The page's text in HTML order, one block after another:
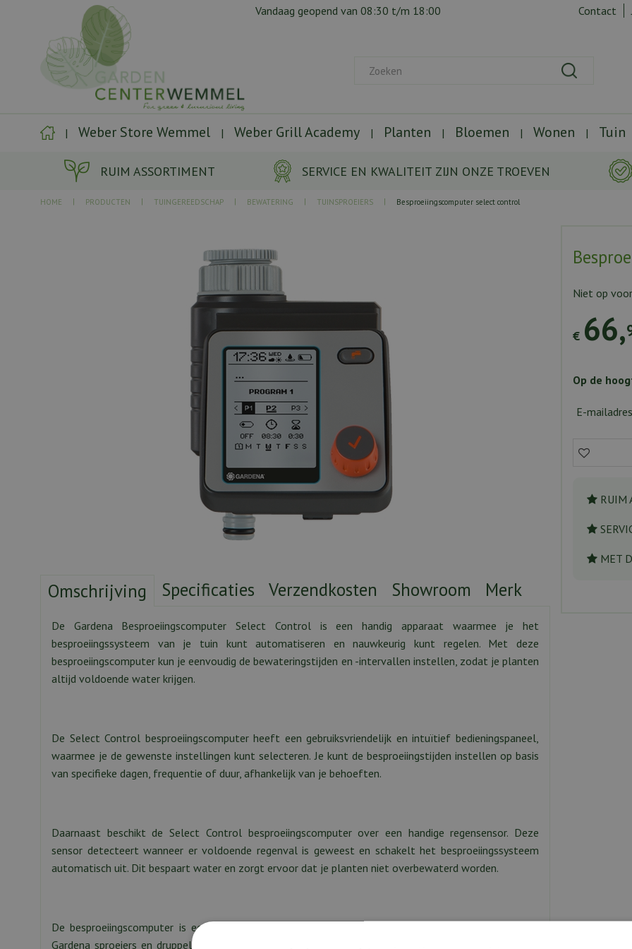
RUIM ASSORTIMENT SERVICE EN KWALITEIT ZIJN ONZE TROEVEN
HOME PRODUCTEN TUINGEREEDSCHAP BEWATERING TUINSPROEIERS Besproeiingscomputer select control
Vandaag geopend van 08:30 t/m 18:00 Contact
Weber Store Wemmel Weber Grill Academy Planten Bloemen Wonen Tuin
€ 66,
Niet op
Op de
E-
RUIM
MET
Omschrijving Specificaties Verzendkosten Showroom Merk
De Gardena Besproeiingscomputer Select Control is een handig apparaat waarmee je het
besproeiingssysteem van je tuin kunt automatiseren en nauwkeurig kunt regelen. Met deze
besproeiingscomputer kun je eenvoudig de bewateringstijden en -intervallen instellen, zodat je planten
altijd voldoende water krijgen.
De Select Control besproeiingscomputer heeft een gebruiksvriendelijk en intuïtief bedieningspaneel,
waarmee je de gewenste instellingen kunt selecteren. Je kunt de besproeiingstijden instellen op basis
van specifieke dagen, frequentie of duur, afhankelijk van je behoeften.
Daarnaast beschikt de Select Control besproeiingscomputer over een handige regensensor. Deze
sensor detecteert wanneer er voldoende regenval is geweest en schakelt het besproeiingssysteem
automatisch uit. Dit bespaart water en zorgt ervoor dat je planten niet overbewaterd worden.
De besproeiingscomputer is eenvoudig te installeren en kan worden aangesloten op verschillende
Gardena sproeiers en druppelslangen. Je kunt meerdere beregeningszones instellen en de besproeiing